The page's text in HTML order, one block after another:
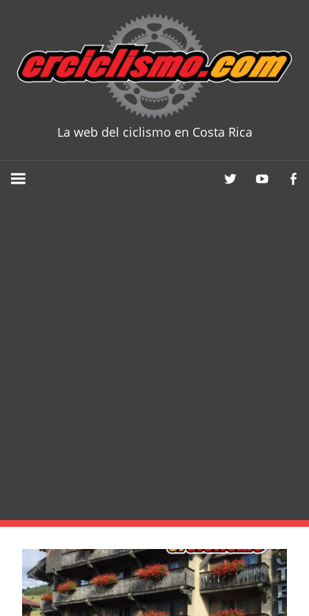
content
La web del ciclismo en Costa Rica